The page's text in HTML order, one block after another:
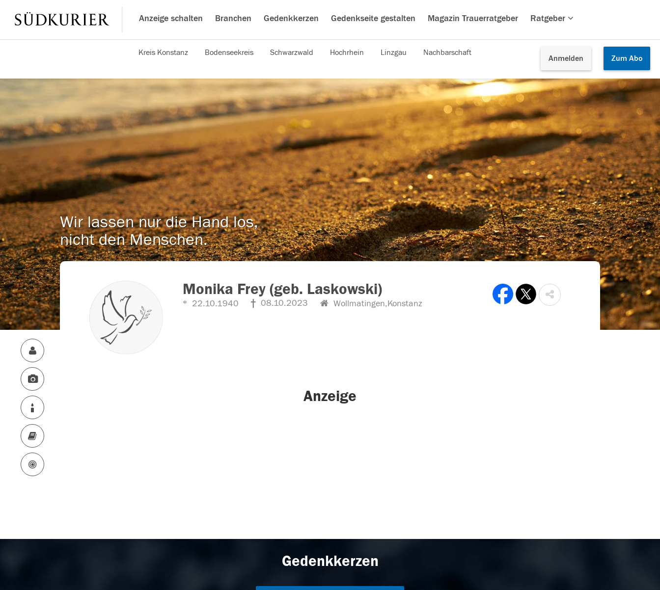
Anzeige schalten Branchen Gedenkkerzen Gedenkseite gestalten Magazin Trauerratgeber Ratgeber
Anmelden Zum Abo
Kreis Konstanz Bodenseekreis Schwarzwald Hochrhein Linzgau Nachbarschaft
Wir lassen nur die Hand los,
nicht den Menschen.
Monika Frey (geb. Laskowski)
22.10.1940 08.10.2023 Wollmatingen,Konstanz
Anzeige
Gedenkkerzen